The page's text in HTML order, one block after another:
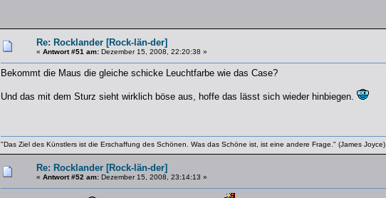
Re: Rocklander [Rock-län-der]
« Antwort #51 am:Dezember 15, 2008, 22:20:38 »
Bekommt die Maus die gleiche schicke Leuchtfarbe wie das Case?
Und das mit dem Sturz sieht wirklich böse aus, hoffe das lässt sich wieder hinbiegen.
"Das Ziel des Künstlers ist die Erschaffung des Schönen. Was das Schöne ist, ist eine andere Frage." (James Joyce)
Re: Rocklander [Rock-län-der]
« Antwort #52 am:Dezember 15, 2008, 23:14:13 »